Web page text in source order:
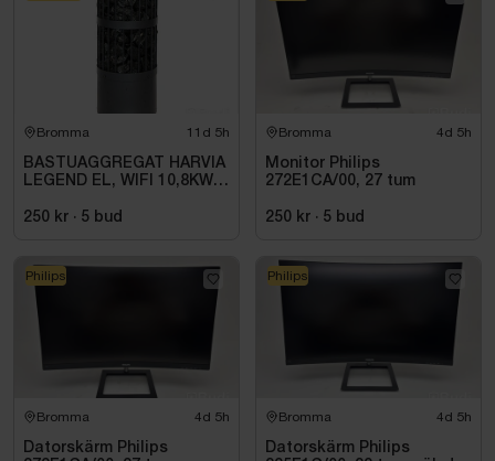
Bromma 11d 5h
BASTUAGGREGAT HARVIA
LEGEND EL, WIFI 10,8KW
250 kr · 5 bud
Bromma 4d 5h
Monitor Philips
272E1CA/00, 27 tum
250 kr · 5 bud
Bromma 4d 5h
Datorskärm Philips
Philips
Bromma 4d 5h
Datorskärm Philips
Philips